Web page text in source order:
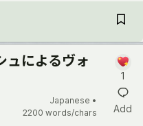
ュによるヴォ
Japanese •
2200 words/chars
1
Add